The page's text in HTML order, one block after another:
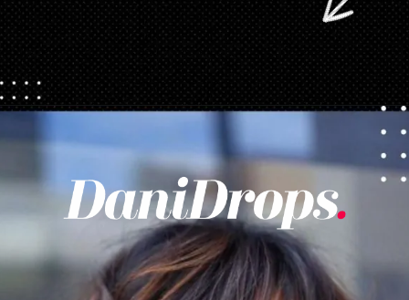
https://danidrops.com.br/it/taglio-di-capelli-con-la-frangetta/